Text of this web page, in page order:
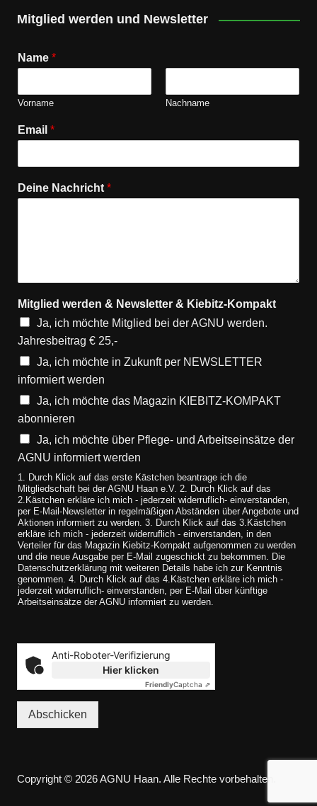
Mitglied werden und Newsletter
Name *
Vorname Nachname
Email *
Deine Nachricht *
Mitglied werden & Newsletter & Kiebitz-Kompakt
Ja, ich möchte Mitglied bei der AGNU werden.
Jahresbeitrag € 25,-
Ja, ich möchte in Zukunft per NEWSLETTER
informiert werden
Ja, ich möchte das Magazin KIEBITZ-KOMPAKT
abonnieren
Ja, ich möchte über Pflege- und Arbeitseinsätze der
AGNU informiert werden
1. Durch Klick auf das erste Kästchen beantrage ich die
Mitgliedschaft bei der AGNU Haan e.V. 2. Durch Klick auf das
2.Kästchen erkläre ich mich - jederzeit widerruflich- einverstanden,
per E-Mail-Newsletter in regelmäßigen Abständen über Angebote und
Aktionen informiert zu werden. 3. Durch Klick auf das 3.Kästchen
erkläre ich mich - jederzeit widerruflich - einverstanden, in den
Verteiler für das Magazin Kiebitz-Kompakt aufgenommen zu werden
und die neue Ausgabe per E-Mail zugeschickt zu bekommen. Die
Datenschutzerklärung mit weiteren Details habe ich zur Kenntnis
genommen. 4. Durch Klick auf das 4.Kästchen erkläre ich mich -
jederzeit widerruflich- einverstanden, per E-Mail über künftige
Arbeitseinsätze der AGNU informiert zu werden.
Anti-Roboter-Verifizierung
Hier klicken
FriendlyCaptcha ⇗
Abschicken
Copyright © 2026 AGNU Haan. Alle Rechte vorbehalten.